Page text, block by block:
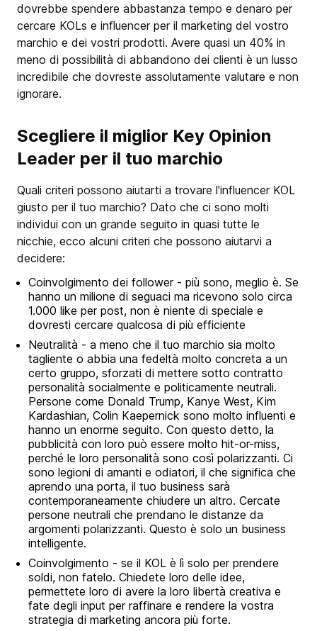
dovrebbe spendere abbastanza tempo e denaro per
cercare KOLs e influencer per il marketing del vostro
marchio e dei vostri prodotti. Avere quasi un 40% in
meno di possibilità di abbandono dei clienti è un lusso
incredibile che dovreste assolutamente valutare e non
ignorare.
Scegliere il miglior Key Opinion
Leader per il tuo marchio
Quali criteri possono aiutarti a trovare l'influencer KOL
giusto per il tuo marchio? Dato che ci sono molti
individui con un grande seguito in quasi tutte le
nicchie, ecco alcuni criteri che possono aiutarvi a
decidere:
Coinvolgimento dei follower - più sono, meglio è. Se
hanno un milione di seguaci ma ricevono solo circa
1.000 like per post, non è niente di speciale e
dovresti cercare qualcosa di più efficiente
Neutralità - a meno che il tuo marchio sia molto
tagliente o abbia una fedeltà molto concreta a un
certo gruppo, sforzati di mettere sotto contratto
personalità socialmente e politicamente neutrali.
Persone come Donald Trump, Kanye West, Kim
Kardashian, Colin Kaepernick sono molto influenti e
hanno un enorme seguito. Con questo detto, la
pubblicità con loro può essere molto hit-or-miss,
perché le loro personalità sono così polarizzanti. Ci
sono legioni di amanti e odiatori, il che significa che
aprendo una porta, il tuo business sarà
contemporaneamente chiudere un altro. Cercate
persone neutrali che prendano le distanze da
argomenti polarizzanti. Questo è solo un business
intelligente.
Coinvolgimento - se il KOL è lì solo per prendere
soldi, non fatelo. Chiedete loro delle idee,
permettete loro di avere la loro libertà creativa e
fate degli input per raffinare e rendere la vostra
strategia di marketing ancora più forte.